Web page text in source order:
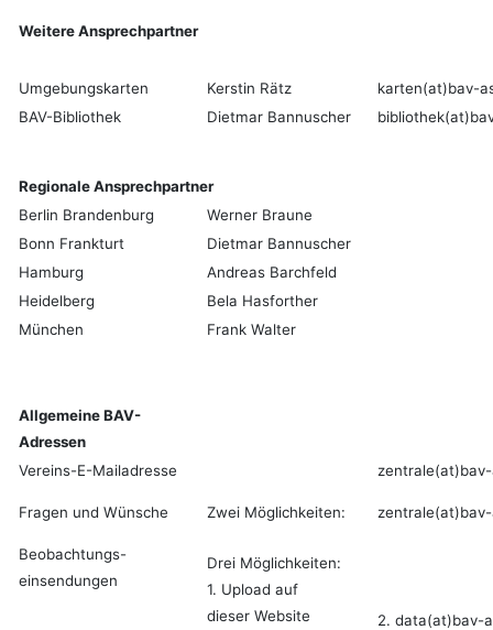
Weitere Ansprechpartner
Umgebungskarten Kerstin Rätz karten(at)bav-
BAV-Bibliothek
Dietmar Bannuscher bibliothek
Regionale Ansprechpartner
Berlin Brandenburg
Werner Braune
Bonn Frankturt
Dietmar Bannuscher
Hamburg
Andreas Barchfeld
Heidelberg
Bela Hasforther
München
Frank Walter
Allgemeine BAV-
Adressen
Vereins-E-Mailadresse
Fragen und Wünsche Zwei Möglichkeiten:
Beobachtungs-
einsendungen
Drei Möglichkeiten:
1. Upload auf
dieser Website
2. data(at)bav-